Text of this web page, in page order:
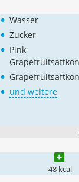
• Wasser
• Zucker
• Pink
•
• und weitere
48 kcal